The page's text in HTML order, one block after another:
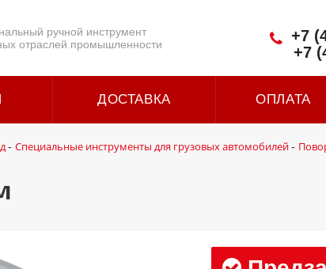
ручной инструмент
отраслей промышленности
+7
+7
ДОСТАВКА ОПЛАТА
- Специальные инструменты для грузовых автомобилей-